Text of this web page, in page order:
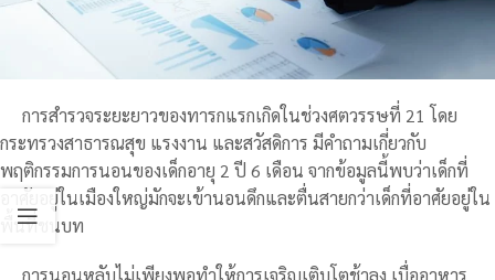
การสำรวจระยะยาวของทารกแรกเกิดในช่วงศตวรรษที่ 21 โดย
กระทรวงสาธารณสุข แรงงาน และสวัสดิการ มีคำถามเกี่ยวกับ
พฤติกรรมการนอนของเด็กอายุ 2 ปี 6 เดือน จากข้อมูลนี้พบว่าเด็กที่
อาศัยอยู่ในเมืองใหญ่มักจะเข้านอนดึกและตื่นสายกว่าเด็กที่อาศัยอยู่ใน
พื้นที่ชนบท
การนอนหลับไม่เพียงพอทำให้การเจริญเติบโตช้าลง เบื่ออาหาร